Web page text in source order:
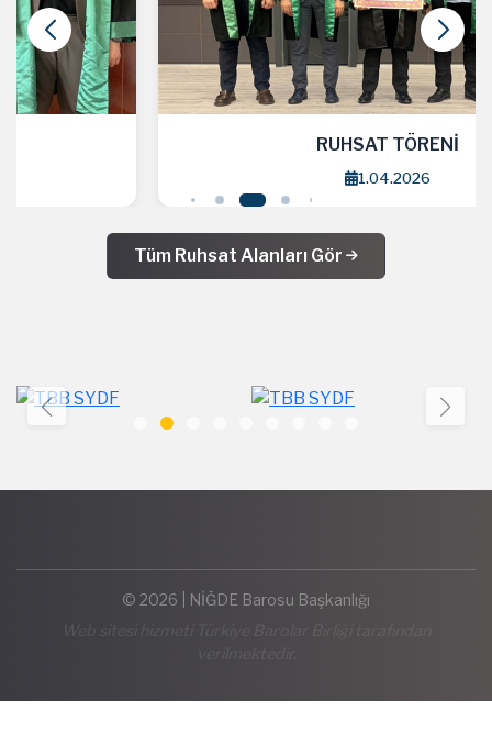
Tüm Ruhsat Alanları Gör
© 2026 | NİĞDE Barosu Başkanlığı